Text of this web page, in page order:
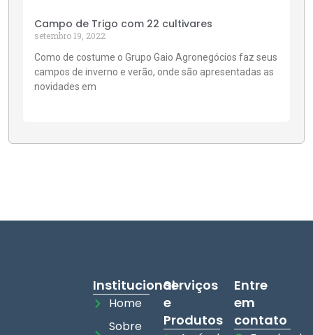
Campo de Trigo com 22 cultivares
setembro 19, 2022
Como de costume o Grupo Gaio Agronegócios faz seus
campos de inverno e verão, onde são apresentadas as
novidades em
Institucional
Home
Sobre
Serviços
e
Produtos
Entre
em
contato